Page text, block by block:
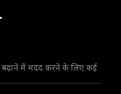
में मदद करने के लिए कई